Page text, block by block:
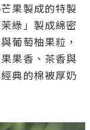
果製成的特製
綠」製成綿密
葡萄柚果粒，
果香、茶香與
典的棉被厚奶